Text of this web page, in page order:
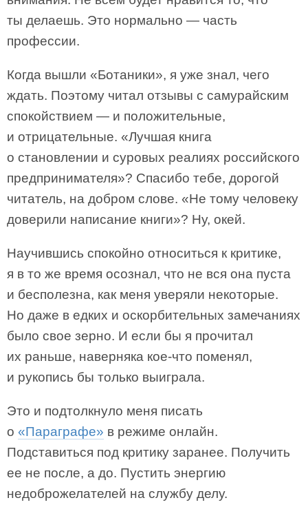
ты делаешь. Это нормально — часть
профессии.
Когда вышли «Ботаники», я уже знал, чего
ждать. Поэтому читал отзывы с самурайским
спокойствием — и положительные,
и отрицательные. «Лучшая книга
о становлении и суровых реалиях российского
предпринимателя»? Спасибо тебе, дорогой
читатель, на добром слове. «Не тому человеку
доверили написание книги»? Ну, окей.
Научившись спокойно относиться к критике,
я в то же время осознал, что не вся она пуста
и бесполезна, как меня уверяли некоторые.
Но даже в едких и оскорбительных замечаниях
было свое зерно. И если бы я прочитал
их раньше, наверняка кое-что поменял,
и рукопись бы только выиграла.
Это и подтолкнуло меня писать
о «Параграфе» в режиме онлайн.
Подставиться под критику заранее. Получить
ее не после, а до. Пустить энергию
недоброжелателей на службу делу.